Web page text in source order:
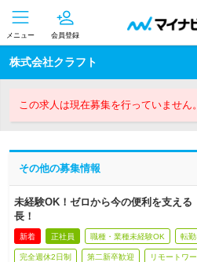
メニュー 会員登録
株式会社クラフト
この求人は現在募集を行っていません。
その他の募集情報
未経験OK！ゼロから今の便利を支える
長！
新着 正社員 職種・業種未経験OK 転勤
完全週休2日制 第二新卒歓迎 リモートワ